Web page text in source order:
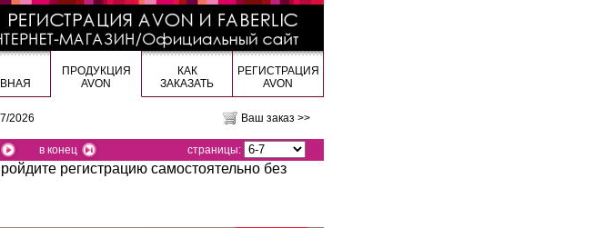
ПРОДУКЦИЯ
AVON
КАК
ЗАКАЗАТЬ
РЕГИСТРАЦИЯ
AVON
2026 Ваш заказ >>
в конец страницы:
регистрацию самостоятельно без